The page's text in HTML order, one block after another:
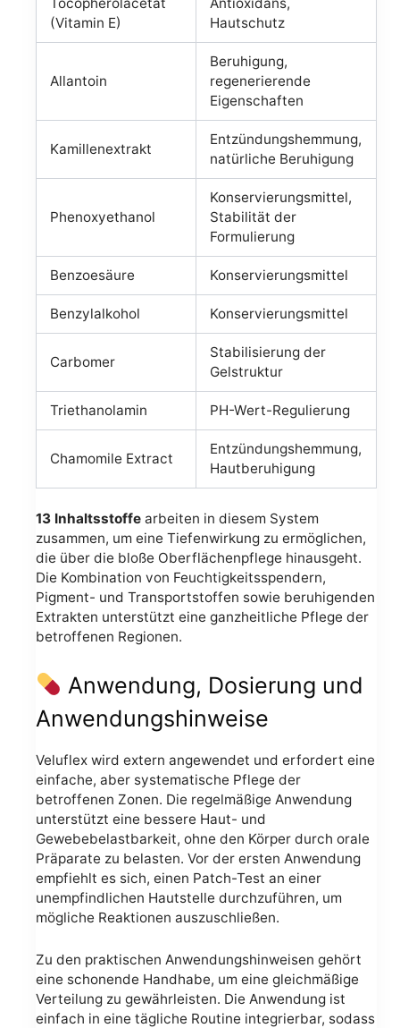
(Vitamin E)
Hautschutz
Allantoin
Beruhigung,
regenerierende
Eigenschaften
Kamillenextrakt
Entzündungshemmung,
natürliche Beruhigung
Phenoxyethanol
Konservierungsmittel,
Stabilität der
Formulierung
Benzoesäure Konservierungsmittel
Benzylalkohol Konservierungsmittel
Carbomer
Stabilisierung der
Gelstruktur
Triethanolamin PH-Wert-Regulierung
Chamomile Extract
Entzündungshemmung,
Hautberuhigung
13 Inhaltsstoffe arbeiten in diesem System
zusammen, um eine Tiefenwirkung zu ermöglichen,
die über die bloße Oberflächenpflege hinausgeht.
Die Kombination von Feuchtigkeitsspendern,
Pigment- und Transportstoffen sowie beruhigenden
Extrakten unterstützt eine ganzheitliche Pflege der
betroffenen Regionen.
Anwendung, Dosierung und
Anwendungshinweise
Veluflex wird extern angewendet und erfordert eine
einfache, aber systematische Pflege der
betroffenen Zonen. Die regelmäßige Anwendung
unterstützt eine bessere Haut- und
Gewebebelastbarkeit, ohne den Körper durch orale
Präparate zu belasten. Vor der ersten Anwendung
empfiehlt es sich, einen Patch-Test an einer
unempfindlichen Hautstelle durchzuführen, um
mögliche Reaktionen auszuschließen.
Zu den praktischen Anwendungshinweisen gehört
eine schonende Handhabe, um eine gleichmäßige
Verteilung zu gewährleisten. Die Anwendung ist
einfach in eine tägliche Routine integrierbar, sodass